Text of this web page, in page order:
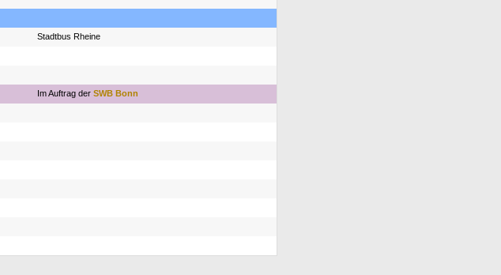
Stadtbus Rheine
Im Auftrag der SWB Bonn